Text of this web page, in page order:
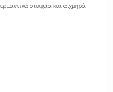
στοιχεία και αιχμηρά